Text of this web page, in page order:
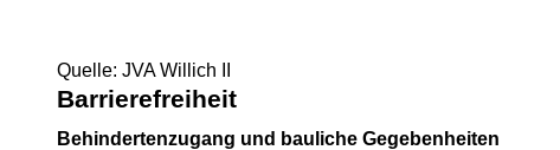
Quelle: JVA Willich II
Barrierefreiheit
Behindertenzugang und bauliche Gegebenheiten